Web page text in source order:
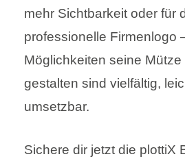
mehr Sichtbarkeit oder für
professionelle Firmenlogo
Möglichkeiten seine
gestalten sind vielfältig,
umsetzbar.
Sichere dir jetzt die plottiX